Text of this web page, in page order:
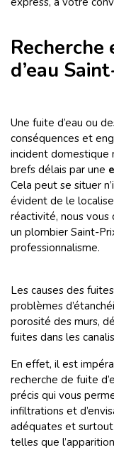
d’eau
Une fuite d’eau ou
conséquences et
incident domestique
brefs délais par une
Cela peut se situer
évident de le
réactivité, nous vous
un plombier Saint-
professionnalisme.
Les causes des
problèmes
porosité des murs,
fuites dans les
En effet, il est
recherche de fuite
précis qui vous
infiltrations et
adéquates et
telles que